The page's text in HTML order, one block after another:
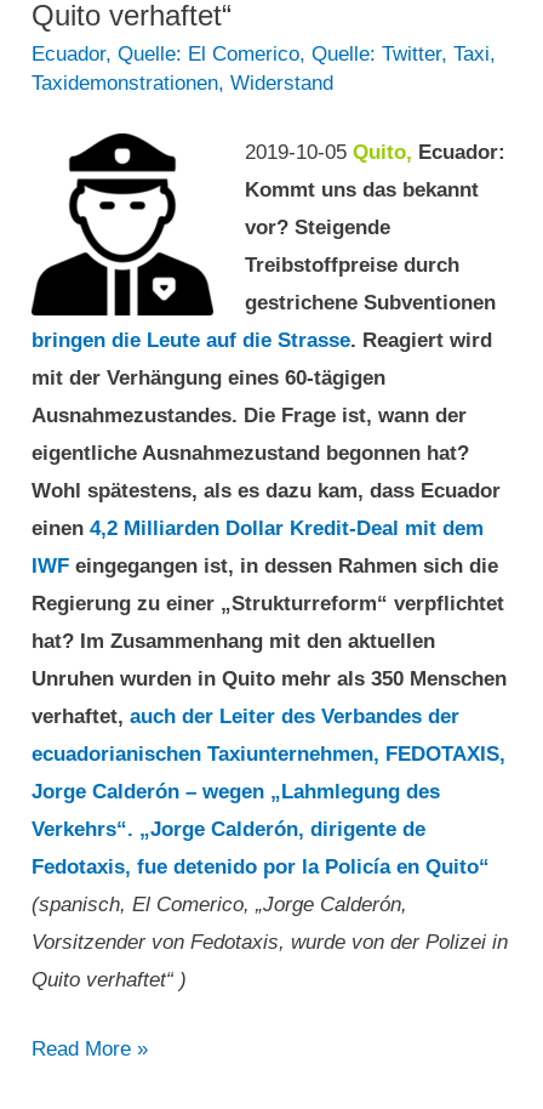
Quito verhaftet“
Ecuador,Quelle: El Comerico,Quelle: Twitter,Taxi,
Taxidemonstrationen,Widerstand
2019-10-05 Quito, Ecuador:
Kommt uns das bekannt
vor? Steigende
Treibstoffpreise durch
gestrichene Subventionen
bringen die Leute auf die Strasse. Reagiert wird
mit der Verhängung eines 60-tägigen
Ausnahmezustandes. Die Frage ist, wann der
eigentliche Ausnahmezustand begonnen hat?
Wohl spätestens, als es dazu kam, dass Ecuador
einen 4,2 Milliarden Dollar Kredit-Deal mit dem
IWF eingegangen ist, in dessen Rahmen sich die
Regierung zu einer „Strukturreform“ verpflichtet
hat? Im Zusammenhang mit den aktuellen
Unruhen wurden in Quito mehr als 350 Menschen
verhaftet,auch der Leiter des Verbandes der
ecuadorianischen Taxiunternehmen, FEDOTAXIS,
Jorge Calderón – wegen „Lahmlegung des
Verkehrs“. „Jorge Calderón, dirigente de
Fedotaxis, fue detenido por la Policía en Quito“
(spanisch, El Comerico, „Jorge Calderón,
Vorsitzender von Fedotaxis, wurde von der Polizei in
Quito verhaftet“ )
„Jorge
Read More »